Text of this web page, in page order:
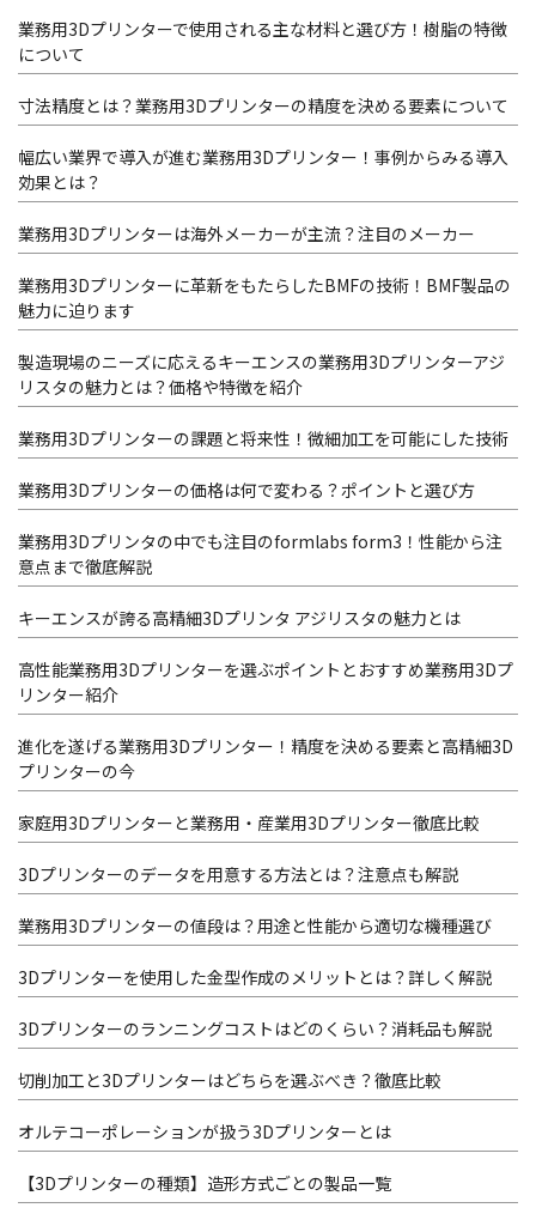
業務用3Dプリンターで使用される主な材料と選び方！樹脂の特徴
について
寸法精度とは？業務用3Dプリンターの精度を決める要素について
幅広い業界で導入が進む業務用3Dプリンター！事例からみる導入
効果とは？
業務用3Dプリンターは海外メーカーが主流？注目のメーカー
業務用3Dプリンターに革新をもたらしたBMFの技術！BMF製品の
魅力に迫ります
製造現場のニーズに応えるキーエンスの業務用3Dプリンターアジ
リスタの魅力とは？価格や特徴を紹介
業務用3Dプリンターの課題と将来性！微細加工を可能にした技術
業務用3Dプリンターの価格は何で変わる？ポイントと選び方
業務用3Dプリンタの中でも注目のformlabs form3！性能から注
意点まで徹底解説
キーエンスが誇る高精細3Dプリンタ アジリスタの魅力とは
高性能業務用3Dプリンターを選ぶポイントとおすすめ業務用3Dプ
リンター紹介
進化を遂げる業務用3Dプリンター！精度を決める要素と高精細3D
プリンターの今
家庭用3Dプリンターと業務用・産業用3Dプリンター徹底比較
3Dプリンターのデータを用意する方法とは？注意点も解説
業務用3Dプリンターの値段は？用途と性能から適切な機種選び
3Dプリンターを使用した金型作成のメリットとは？詳しく解説
3Dプリンターのランニングコストはどのくらい？消耗品も解説
切削加工と3Dプリンターはどちらを選ぶべき？徹底比較
オルテコーポレーションが扱う3Dプリンターとは
【3Dプリンターの種類】造形方式ごとの製品一覧